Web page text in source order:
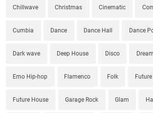
Chillwave Christmas Cinematic
Cumbia Dance Dance Hall Dance
Dark wave Deep House Disco
Emo Hip-hop Flamenco Folk
Future House Garage Rock Glam